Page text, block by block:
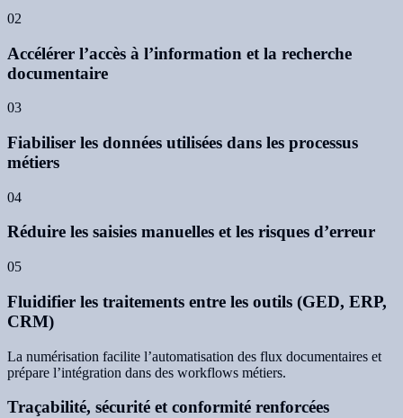
02
Accélérer l’accès à l’information et la recherche
documentaire
03
Fiabiliser les données utilisées dans les processus
métiers
04
Réduire les saisies manuelles et les risques d’erreur
05
Fluidifier les traitements entre les outils (GED, ERP,
CRM)
La numérisation facilite l’automatisation des flux documentaires et
prépare l’intégration dans des workflows métiers.
Traçabilité, sécurité et conformité renforcées